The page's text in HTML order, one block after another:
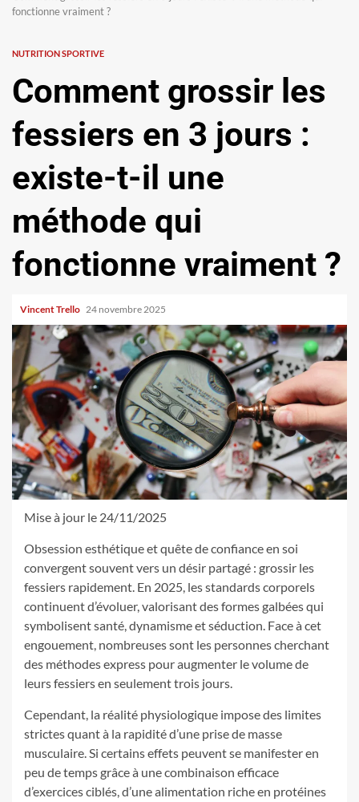
fonctionne vraiment ?
NUTRITION SPORTIVE
Comment grossir les
fessiers en 3 jours :
existe-t-il une
méthode qui
fonctionne vraiment ?
Vincent Trello 24 novembre 2025
Mise à jour le 24/11/2025
Obsession esthétique et quête de confiance en soi
convergent souvent vers un désir partagé : grossir les
fessiers rapidement. En 2025, les standards corporels
continuent d’évoluer, valorisant des formes galbées qui
symbolisent santé, dynamisme et séduction. Face à cet
engouement, nombreuses sont les personnes cherchant
des méthodes express pour augmenter le volume de
leurs fessiers en seulement trois jours.
Cependant, la réalité physiologique impose des limites
strictes quant à la rapidité d’une prise de masse
musculaire. Si certains effets peuvent se manifester en
peu de temps grâce à une combinaison efficace
d’exercices ciblés, d’une alimentation riche en protéines